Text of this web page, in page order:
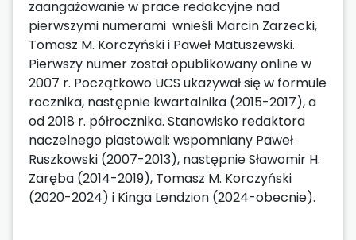
zaangażowanie w prace redakcyjne nad
pierwszymi numerami wnieśli Marcin Zarzecki,
Tomasz M. Korczyński i Paweł Matuszewski.
Pierwszy numer został opublikowany online w
2007 r. Początkowo UCS ukazywał się w formule
rocznika, następnie kwartalnika (2015-2017), a
od 2018 r. półrocznika. Stanowisko redaktora
naczelnego piastowali: wspomniany Paweł
Ruszkowski (2007-2013), następnie Sławomir H.
Zaręba (2014-2019), Tomasz M. Korczyński
(2020-2024) i Kinga Lendzion (2024-obecnie).